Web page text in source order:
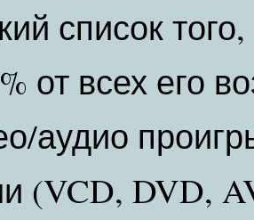
список
от всех его
аудио
(VCD, DVD,